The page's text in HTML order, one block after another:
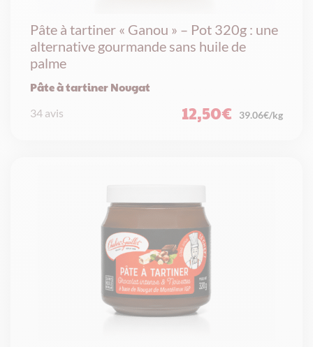
Pâte à tartiner « Ganou » – Pot 320g : une
alternative gourmande sans huile de
palme
Pâte à tartiner Nougat
12,50€ 39.06€/kg
34 avis